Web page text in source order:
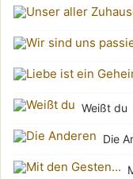
Weißt du
Die